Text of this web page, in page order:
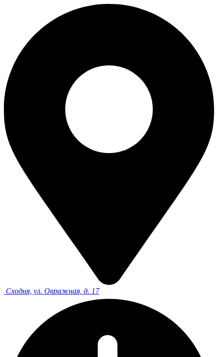
Сходня, ул. Овражная, д. 17